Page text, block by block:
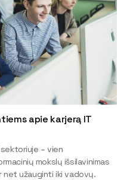
apie karjerą IT
– vien
mokslų išsilavinimas
net užauginti iki vadovų.